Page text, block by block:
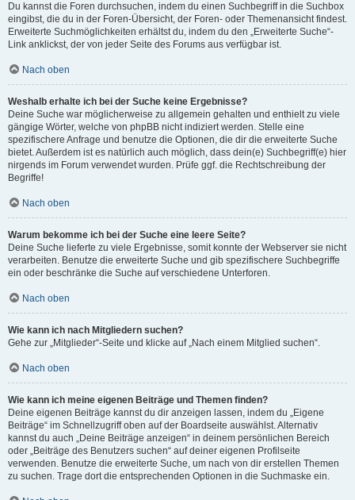
Du kannst die Foren durchsuchen, indem du einen Suchbegriff in die Suchbox
eingibst, die du in der Foren-Übersicht, der Foren- oder Themenansicht findest.
Erweiterte Suchmöglichkeiten erhältst du, indem du den „Erweiterte Suche“-
Link anklickst, der von jeder Seite des Forums aus verfügbar ist.
Nach oben
Weshalb erhalte ich bei der Suche keine Ergebnisse?
Deine Suche war möglicherweise zu allgemein gehalten und enthielt zu viele
gängige Wörter, welche von phpBB nicht indiziert werden. Stelle eine
spezifischere Anfrage und benutze die Optionen, die dir die erweiterte Suche
bietet. Außerdem ist es natürlich auch möglich, dass dein(e) Suchbegriff(e) hier
nirgends im Forum verwendet wurden. Prüfe ggf. die Rechtschreibung der
Begriffe!
Nach oben
Warum bekomme ich bei der Suche eine leere Seite?
Deine Suche lieferte zu viele Ergebnisse, somit konnte der Webserver sie nicht
verarbeiten. Benutze die erweiterte Suche und gib spezifischere Suchbegriffe
ein oder beschränke die Suche auf verschiedene Unterforen.
Nach oben
Wie kann ich nach Mitgliedern suchen?
Gehe zur „Mitglieder“-Seite und klicke auf „Nach einem Mitglied suchen“.
Nach oben
Wie kann ich meine eigenen Beiträge und Themen finden?
Deine eigenen Beiträge kannst du dir anzeigen lassen, indem du „Eigene
Beiträge“ im Schnellzugriff oben auf der Boardseite auswählst. Alternativ
kannst du auch „Deine Beiträge anzeigen“ in deinem persönlichen Bereich
oder „Beiträge des Benutzers suchen“ auf deiner eigenen Profilseite
verwenden. Benutze die erweiterte Suche, um nach von dir erstellen Themen
zu suchen. Trage dort die entsprechenden Optionen in die Suchmaske ein.